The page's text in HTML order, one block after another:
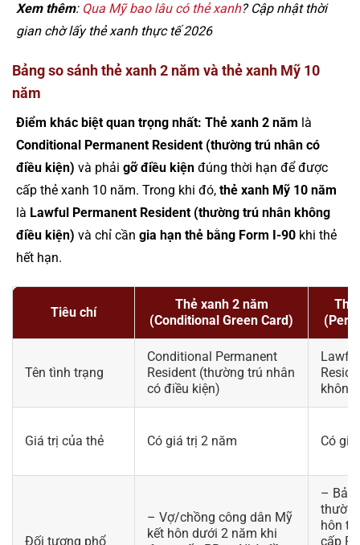
Xem thêm: Qua Mỹ bao lâu có thẻ xanh? Cập nhật thời
gian chờ lấy thẻ xanh thực tế 2026
Bảng so sánh thẻ xanh 2 năm và thẻ xanh Mỹ 10
năm
Điểm khác biệt quan trọng nhất: Thẻ xanh 2 năm là
Conditional Permanent Resident (thường trú nhân có
điều kiện) và phải gỡ điều kiện đúng thời hạn để được
cấp thẻ xanh 10 năm. Trong khi đó, thẻ xanh Mỹ 10 năm
là Lawful Permanent Resident (thường trú nhân không
điều kiện) và chỉ cần gia hạn thẻ bằng Form I-90 khi thẻ
hết hạn.
Tiêu chí
Thẻ xanh 2 năm
(Conditional Green Card)
Thẻ
Tên tình trạng
Conditional Permanent
Resident (thường trú nhân
có điều kiện)
không
Giá trị của thẻ Có giá trị 2 năm Có
Đối tượng phổ
– Vợ/chồng công dân Mỹ
kết hôn dưới 2 năm khi
– Bảo
hôn
cấp